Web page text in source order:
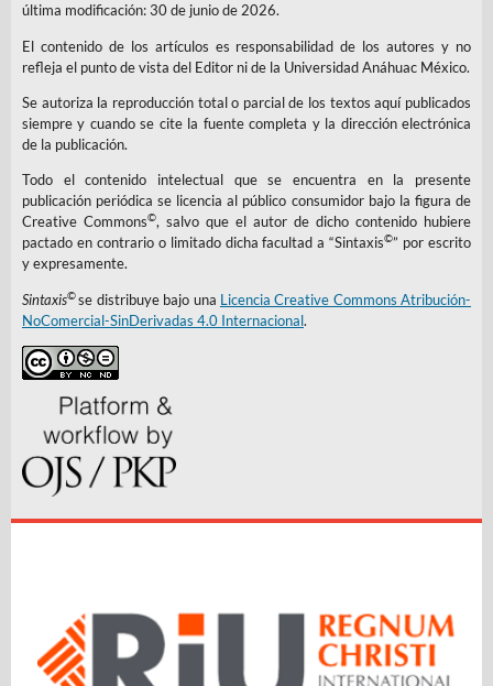
última modificación: 30 de junio de 2026.
El contenido de los artículos es responsabilidad de los autores y no
refleja el punto de vista del Editor ni de la Universidad Anáhuac México.
Se autoriza la reproducción total o parcial de los textos aquí publicados
siempre y cuando se cite la fuente completa y la dirección electrónica
de la publicación.
Todo el contenido intelectual que se encuentra en la presente
publicación periódica se licencia al público consumidor bajo la figura de
Creative Commons©, salvo que el autor de dicho contenido hubiere
pactado en contrario o limitado dicha facultad a “Sintaxis©” por escrito
y expresamente.
Sintaxis©se distribuye bajo una Licencia Creative Commons Atribución-
NoComercial-SinDerivadas 4.0 Internacional.